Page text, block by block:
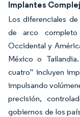
Implantes
Los diferenciales
de arco
Occidental y
México o
cuatro" incluyen
impulsando
precisión,
gobiernos de los